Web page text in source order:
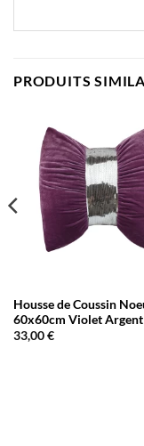
PRODUITS
Housse de Coussin
60x60cm Violet Argent
33,00€